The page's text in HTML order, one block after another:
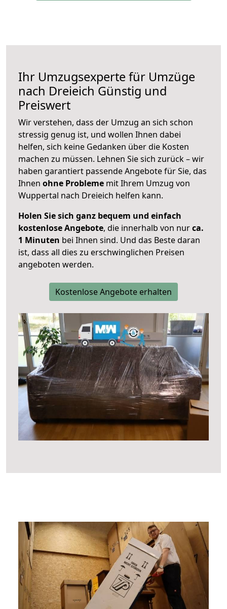
Ihr Umzugsexperte für Umzüge
nach Dreieich Günstig und
Preiswert
Wir verstehen, dass der Umzug an sich schon
stressig genug ist, und wollen Ihnen dabei
helfen, sich keine Gedanken über die Kosten
machen zu müssen. Lehnen Sie sich zurück – wir
haben garantiert passende Angebote für Sie, das
Ihnen ohne Probleme mit Ihrem Umzug von
Wuppertal nach Dreieich helfen kann.
Holen Sie sich ganz bequem und einfach
kostenlose Angebote, die innerhalb von nurca.
1 Minuten bei Ihnen sind. Und das Beste daran
ist, dass all dies zu erschwinglichen Preisen
angeboten werden.
Kostenlose Angebote erhalten